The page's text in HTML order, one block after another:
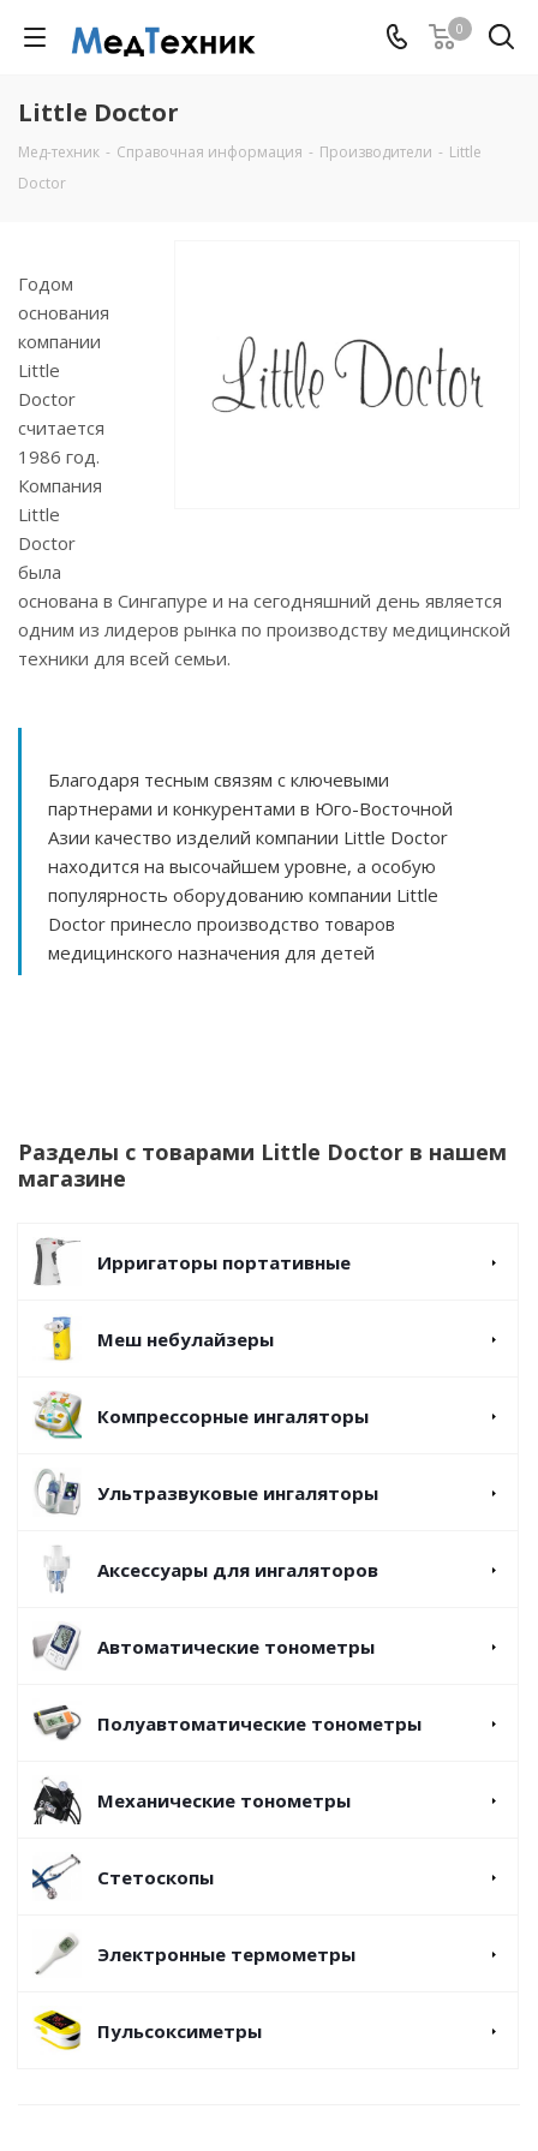
0
Little Doctor
Мед-техник - Справочная информация - Производители - Little
Doctor
Годом
основания
компании
Little
Doctor
считается
1986 год.
Компания
Little
Doctor
была
основана в Сингапуре и на сегодняшний день является
одним из лидеров рынка по производству медицинской
техники для всей семьи.
Благодаря тесным связям с ключевыми
партнерами и конкурентами в Юго-Восточной
Азии качество изделий компании Little Doctor
находится на высочайшем уровне, а особую
популярность оборудованию компании Little
Doctor принесло производство товаров
медицинского назначения для детей
Разделы с товарами Little Doctor в нашем
магазине
Ирригаторы портативные
Меш небулайзеры
Компрессорные ингаляторы
Ультразвуковые ингаляторы
Аксессуары для ингаляторов
Автоматические тонометры
Полуавтоматические тонометры
Механические тонометры
Стетоскопы
Электронные термометры
Пульсоксиметры